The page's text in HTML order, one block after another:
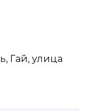
Гай, улица